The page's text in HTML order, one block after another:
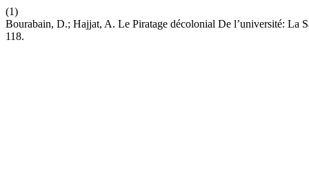
(1)
Bourabain, D.; Hajjat, A. Le Piratage décolonial De l’université: La
118.